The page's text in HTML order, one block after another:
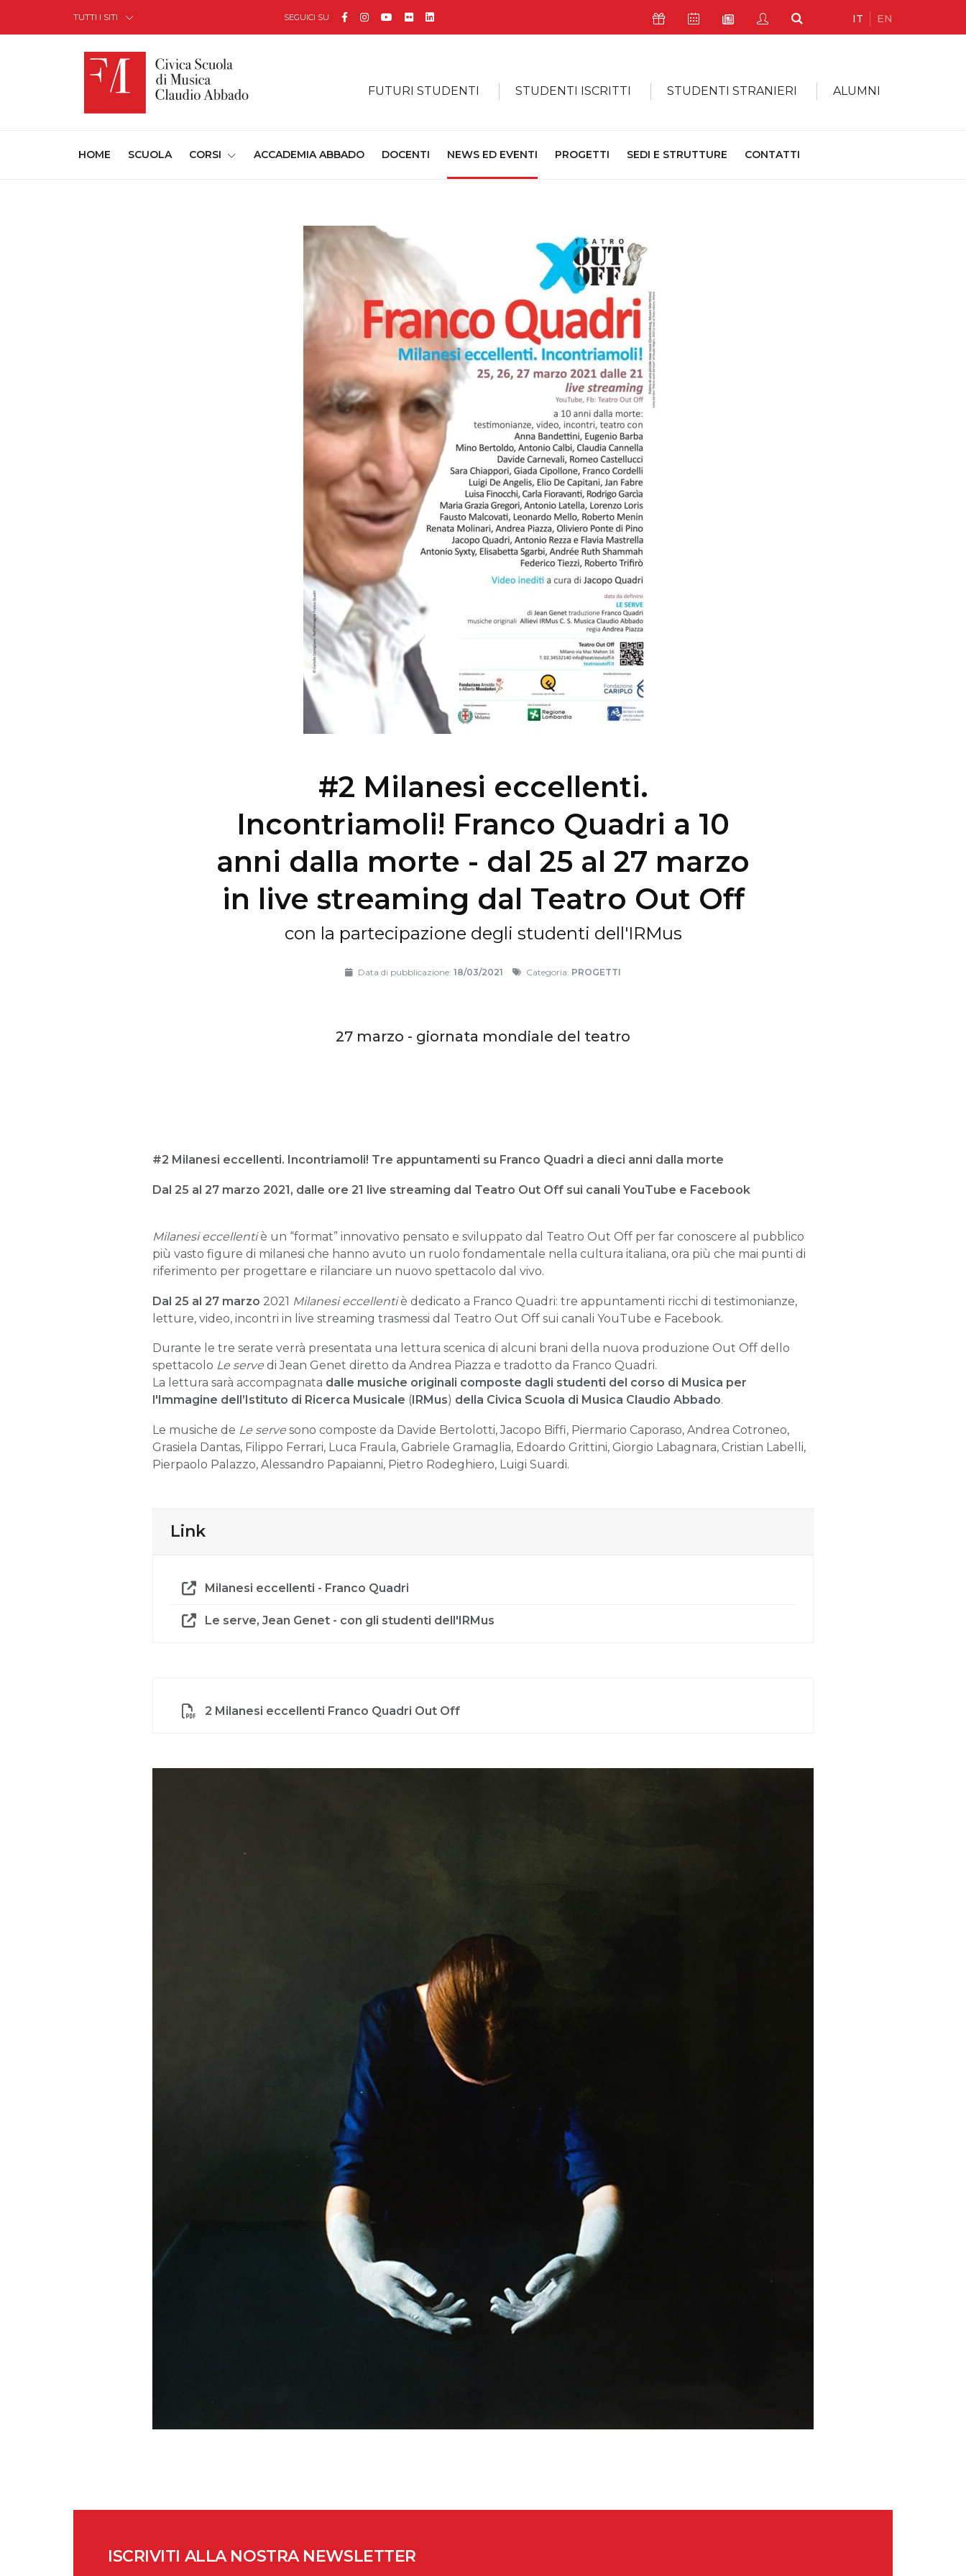
TUTTI I SITI SEGUICI SU Facebook
Instagram
YouTube
FlickrLinkedin Icona SostieniciIcona Calendario Eventi
Icona Newsletter
Icona My Civica
Icona Cerca
IT EN
FUTURI STUDENTI STUDENTI ISCRITTI STUDENTI STRANIERI ALUMNI
HOME (CURRENT)
SCUOLA CORSI ACCADEMIA ABBADO DOCENTI NEWS ED EVENTI PROGETTI SEDI E STRUTTURE CONTATTI
#2 Milanesi eccellenti.
Incontriamoli! Franco Quadri a 10
anni dalla morte - dal 25 al 27 marzo
in live streaming dal Teatro Out Off
con la partecipazione degli studenti dell'IRMus
Data di pubblicazione: 18/03/2021 Categoria: PROGETTI
27 marzo - giornata mondiale del teatro
#2 Milanesi eccellenti. Incontriamoli! Tre appuntamenti su Franco Quadri a dieci anni dalla morte
Dal 25 al 27 marzo 2021, dalle ore 21 live streaming dal Teatro Out Off sui canali YouTube e Facebook
Milanesi eccellentiè un “format” innovativo pensato e sviluppato dal Teatro Out Off per far conoscere al pubblico
più vasto figure di milanesi che hanno avuto un ruolo fondamentale nella cultura italiana, ora più che mai punti di
riferimento per progettare e rilanciare un nuovo spettacolo dal vivo.
Dal 25 al 27 marzo 2021 Milanesi eccellentiè dedicato a Franco Quadri: tre appuntamenti ricchi di testimonianze,
letture, video, incontri in live streaming trasmessi dal Teatro Out Off sui canali YouTube e Facebook.
Durante le tre serate verrà presentata una lettura scenica di alcuni brani della nuova produzione Out Off dello
spettacolo Le serve di Jean Genet diretto da Andrea Piazza e tradotto da Franco Quadri.
La lettura sarà accompagnata dalle musiche originali composte dagli studenti del corso di Musica per
l'Immagine dell’Istituto di Ricerca Musicale ( IRMus) della Civica Scuola di Musica Claudio Abbado.
Le musiche de Le serve sono composte da Davide Bertolotti, Jacopo Biffi, Piermario Caporaso, Andrea Cotroneo,
Grasiela Dantas, Filippo Ferrari, Luca Fraula, Gabriele Gramaglia, Edoardo Grittini, Giorgio Labagnara, Cristian Labelli,
Pierpaolo Palazzo, Alessandro Papaianni, Pietro Rodeghiero, Luigi Suardi.
Link
Milanesi eccellenti - Franco Quadri
Le serve, Jean Genet - con gli studenti dell'IRMus
2 Milanesi eccellenti Franco Quadri Out Off
ISCRIVITI ALLA NOSTRA NEWSLETTER